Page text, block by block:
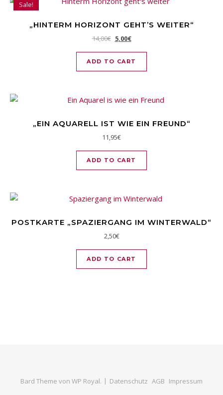
Sale!
„HINTERM HORIZONT GEHT’S WEITER“
14,00€ 5,00€
ADD TO CART
„EIN AQUARELL IST WIE EIN FREUND“
11,95€
ADD TO CART
POSTKARTE „SPAZIERGANG IM WINTERWALD“
2,50€
ADD TO CART
Bard Theme von WP Royal. Datenschutz AGB Impressum